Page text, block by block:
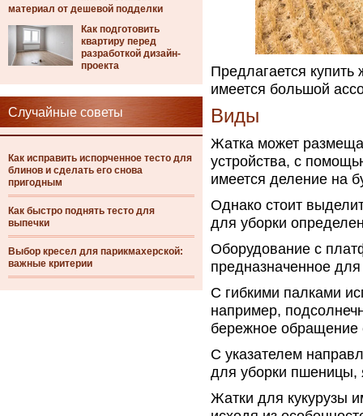
материал от дешевой подделки
Как подготовить
квартиру перед
разработкой дизайн-
проекта
Случайные советы
Как исправить испорченное тесто для
блинов и сделать его снова
пригодным
Как быстро поднять тесто для
выпечки
Выбор кресел для парикмахерской:
важные критерии
Предлагается купить
имеется большой
Виды
Жатка может
устройства, с
имеется деление на
Однако стоит
для уборки
Оборудование с
предназначенное
С гибкими палками
например,
бережное обращение
С указателем
для уборки пшеницы,
Жатки для кукурузы